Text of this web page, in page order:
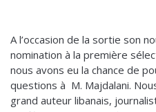
A l’occasion de la sortie son
nomination à la première
nous avons eu la chance de
questions à M. Majdalani.
grand auteur libanais,